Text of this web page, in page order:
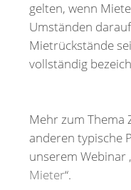
gelten, wenn
Umständen
Mietrückstände
vollständig
Mehr zum Thema
anderen typische
unserem Webinar
Mieter“.